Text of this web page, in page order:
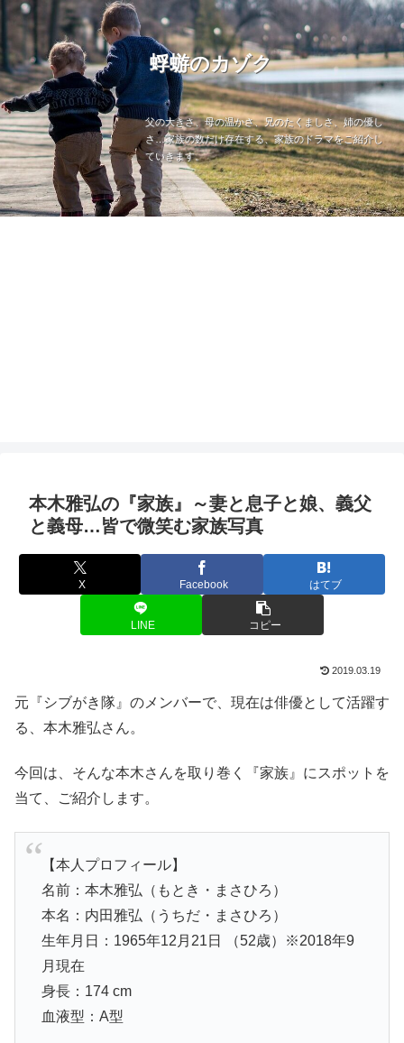
蜉蝣のカゾク
父の大きさ、母の温かさ、兄のたくましさ、姉の優し
さ…家族の数だけ存在する、家族のドラマをご紹介し
ていきます。
本木雅弘の『家族』～妻と息子と娘、義父
と義母…皆で微笑む家族写真
X Facebook はてブ
LINE コピー
2019.03.19
元『シブがき隊』のメンバーで、現在は俳優として活躍す
る、本木雅弘さん。
今回は、そんな本木さんを取り巻く『家族』にスポットを
当て、ご紹介します。
【本人プロフィール】
名前：本木雅弘（もとき・まさひろ）
本名：内田雅弘（うちだ・まさひろ）
生年月日：1965年12月21日 （52歳）※2018年9
月現在
身長：174 cm
血液型：A型